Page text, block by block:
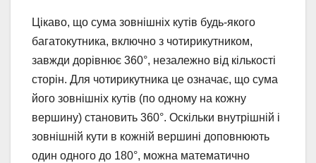
Цікаво, що сума зовнішніх кутів будь-якого
багатокутника, включно з чотирикутником,
завжди дорівнює 360°, незалежно від кількості
сторін. Для чотирикутника це означає, що сума
його зовнішніх кутів (по одному на кожну
вершину) становить 360°. Оскільки внутрішній і
зовнішній кути в кожній вершині доповнюють
один одного до 180°, можна математично